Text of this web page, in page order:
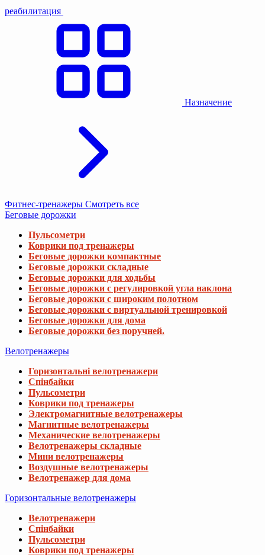
реабилитация
Назначение
Фитнес-тренажеры Смотреть все
Беговые дорожки
Пульсометри
Коврики под тренажеры
Беговые дорожки компактные
Беговые дорожки складные
Беговые дорожки для ходьбы
Беговые дорожки с регулировкой угла наклона
Беговые дорожки с широким полотном
Беговые дорожки с виртуальной тренировкой
Беговые дорожки для дома
Беговые дорожки без поручней.
Велотренажеры
Горизонтальні велотренажери
Спінбайки
Пульсометри
Коврики под тренажеры
Электромагнитные велотренажеры
Магнитные велотренажеры
Механические велотренажеры
Велотренажеры складные
Мини велотренажеры
Воздушные велотренажеры
Велотренажер для дома
Горизонтальные велотренажеры
Велотренажери
Спінбайки
Пульсометри
Коврики под тренажеры